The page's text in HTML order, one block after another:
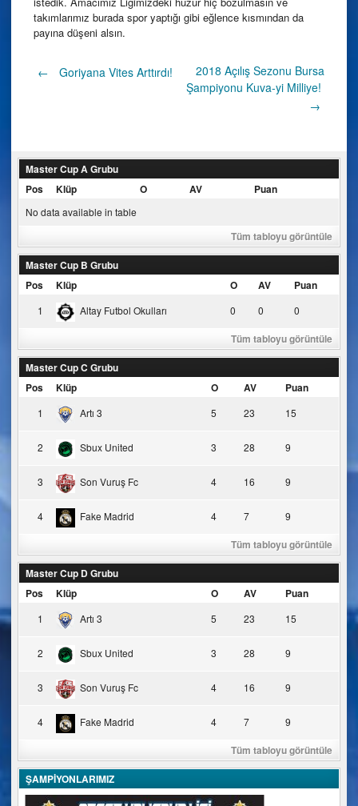
takımlarımız burada spor yaptığı gibi eğlence kısmından da
payına düşeni alsın.
Post
← Goriyana Vites Arttırdı!
2018 Açılış Sezonu Bursa
Şampiyonu Kuva-yi Milliye!
→
Master Cup A Grubu
Pos
Klüp O AV Puan
No data available in table
Tüm tabloyu görüntüle
Master Cup B Grubu
Pos
Klüp O AV Puan
1 Altay Futbol Okulları 0 0 0
Tüm tabloyu görüntüle
Master Cup C Grubu
Pos
Klüp O AV Puan
1 Artı 3 5 23 15
2 Sbux United 3 28 9
3 Son Vuruş Fc 4 16 9
4 Fake Madrid 4 7 9
Tüm tabloyu görüntüle
Master Cup D Grubu
Pos
Klüp O AV Puan
1 Artı 3 5 23 15
2 Sbux United 3 28 9
3 Son Vuruş Fc 4 16 9
4 Fake Madrid 4 7 9
Tüm tabloyu görüntüle
ŞAMPİYONLARIMIZ